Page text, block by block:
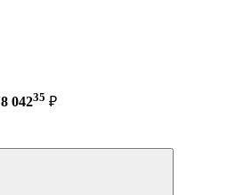
8 04235 ₽